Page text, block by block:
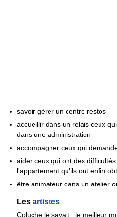
savoir gérer un centre restos
accueillir dans un relais ceux
dans une administration
accompagner ceux qui
aider ceux qui ont des
l'appartement qu'ils ont enfin
être animateur dans un atelier
Les artistes
Coluche le savait : le meilleur